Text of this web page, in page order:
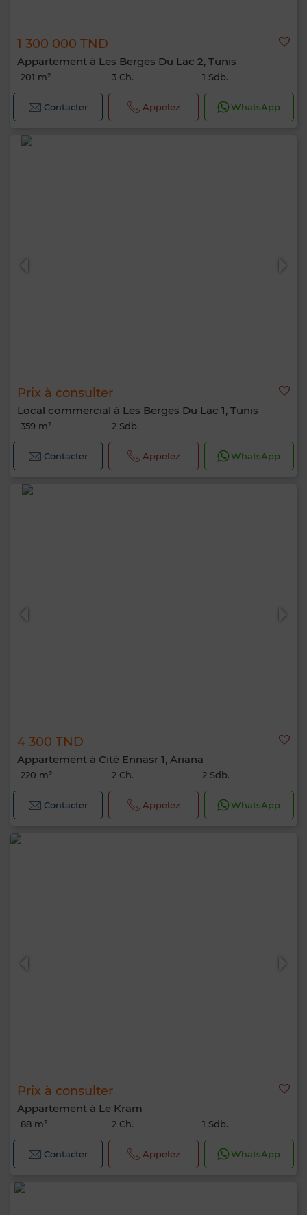
1 300 000 TND
Appartement à Les Berges Du Lac 2, Tunis
201 m² 3 Ch. 1 Sdb.
Contacter Appelez WhatsApp
Prix à consulter
Local commercial à Les Berges Du Lac 1, Tunis
359 m² 2 Sdb.
Contacter Appelez WhatsApp
4 300 TND
Appartement à Cité Ennasr 1, Ariana
220 m² 2 Ch. 2 Sdb.
Contacter Appelez WhatsApp
Prix à consulter
Appartement à Le Kram
88 m² 2 Ch. 1 Sdb.
Contacter Appelez WhatsApp